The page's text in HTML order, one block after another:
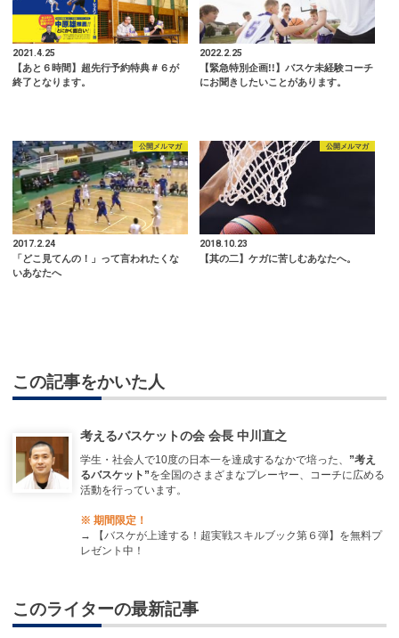
2021.4.25
【あと６時間】超先行予約特典＃６が
終了となります。
2022.2.25
【緊急特別企画!!】バスケ未経験コーチ
にお聞きしたいことがあります。
公開メルマガ
2017.2.24
「どこ見てんの！」って言われたくな
いあなたへ
公開メルマガ
2018.10.23
【其の二】ケガに苦しむあなたへ。
この記事をかいた人
考えるバスケットの会 会長 中川直之
学生・社会人で10度の日本一を達成するなかで培った、 ”考え
るバスケット”を全国のさまざまなプレーヤー、コーチに広める
活動を行っています。
※ 期間限定！
→
【バスケが上達する！超実戦スキルブック第６弾】を無料プ
レゼント中！
このライターの最新記事